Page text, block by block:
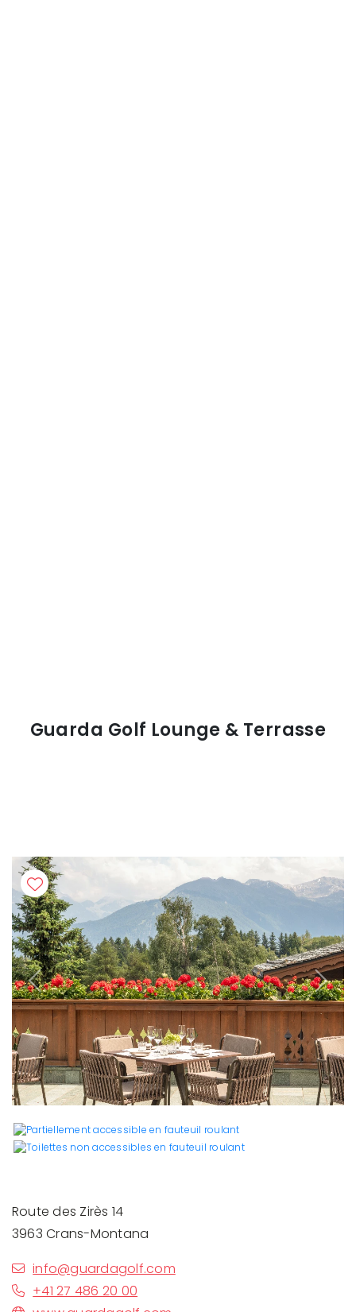
Guarda Golf Lounge & Terrasse
Previous Next
Route des Zirès 14
3963 Crans-Montana
info@guardagolf.com
+41 27 486 20 00